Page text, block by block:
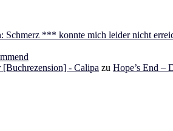
*** konnte mich leider nicht
- Calipa zu Hope’s End –